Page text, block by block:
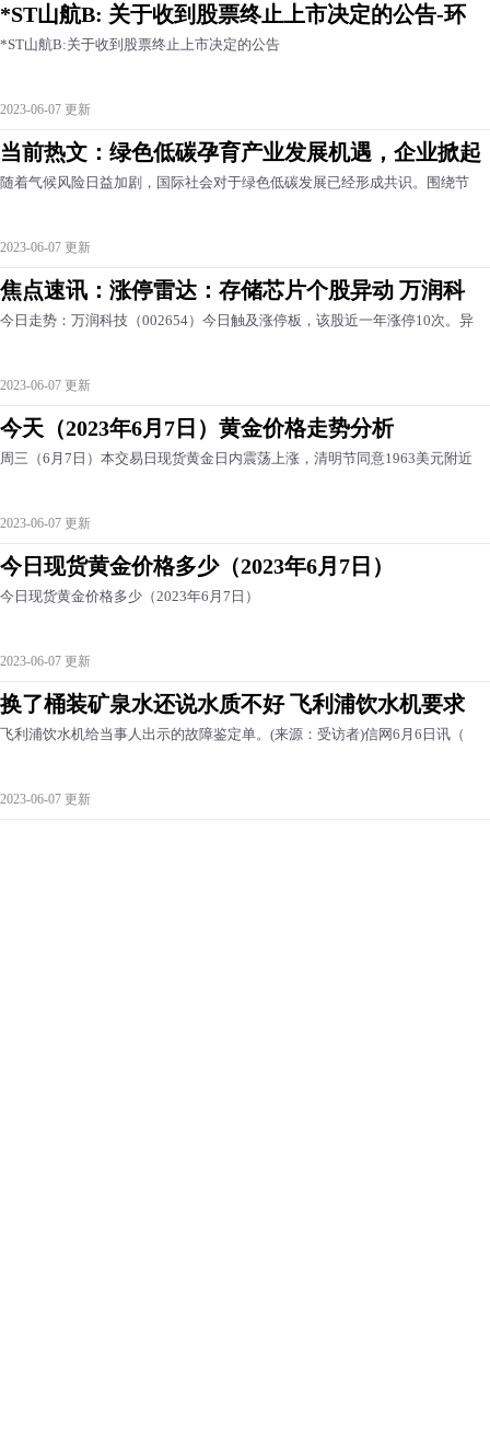
*ST山航B: 关于收到股票终止上市决定的公告-环
*ST山航B:关于收到股票终止上市决定的公告
2023-06-07 更新
当前热文：绿色低碳孕育产业发展机遇，企业掀起
随着气候风险日益加剧，国际社会对于绿色低碳发展已经形成共识。围绕节
2023-06-07 更新
焦点速讯：涨停雷达：存储芯片个股异动 万润科
今日走势：万润科技（002654）今日触及涨停板，该股近一年涨停10次。异
2023-06-07 更新
今天（2023年6月7日）黄金价格走势分析
周三（6月7日）本交易日现货黄金日内震荡上涨，清明节同意1963美元附近
2023-06-07 更新
今日现货黄金价格多少（2023年6月7日）
今日现货黄金价格多少（2023年6月7日）
2023-06-07 更新
换了桶装矿泉水还说水质不好 飞利浦饮水机要求
飞利浦饮水机给当事人出示的故障鉴定单。(来源：受访者)信网6月6日讯（
2023-06-07 更新